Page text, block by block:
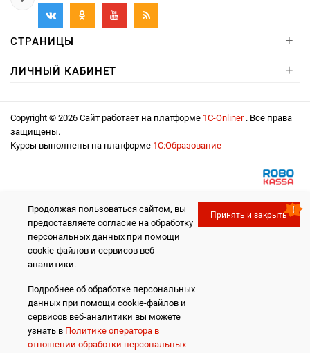
СТРАНИЦЫ +
ЛИЧНЫЙ КАБИНЕТ +
Copyright © 2026 Сайт работает на платформе 1С-Onliner . Все права
защищены.
Курсы выполнены на платформе 1С:Образование
Продолжая пользоваться сайтом, вы
предоставляете согласие на обработку
персональных данных при помощи
cookie-файлов и сервисов веб-
аналитики.
Подробнее об обработке персональных
данных при помощи cookie-файлов и
сервисов веб-аналитики вы можете
узнать в Политике оператора в
отношении обработки персональных
Принять и закрыть